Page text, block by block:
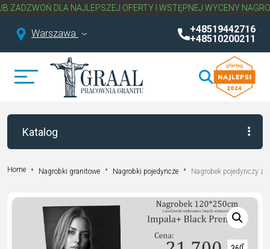
NAJLEPSZEJ OFERTY I WSTĘPNEJ WYCENY NAGROBKA.
Warszawa
+48519442716
+48510200211
Katalog
Home Nagrobki granitowe Nagrobki pojedyncze Nagrobek pojedynczy z